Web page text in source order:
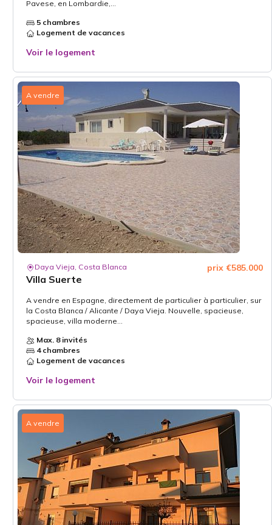
Pavese, en Lombardie,...
5 chambres
Logement de vacances
Voir le logement
A vendre
Daya Vieja, Costa Blanca
Villa Suerte
prix €585.000
A vendre en Espagne, directement de particulier à particulier, sur
la Costa Blanca / Alicante / Daya Vieja. Nouvelle, spacieuse,
spacieuse, villa moderne...
Max. 8 invités
4 chambres
Logement de vacances
Voir le logement
A vendre